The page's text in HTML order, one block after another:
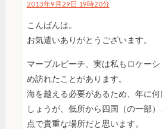
2013年9月29日 19時20分
こんばんは。
お気遣いありがとうございます。
マーブルビーチ、実は私もロケー
め訪れたことがあります。
海を越える必要があるため、年に
しょうが、低所から四国（の一部
点で貴重な場所だと思います。